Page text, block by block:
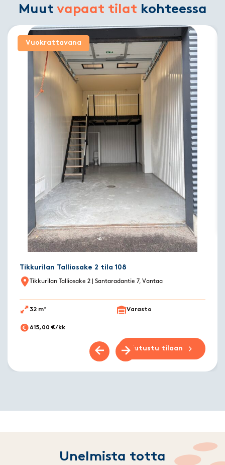
Muut vapaat tilat kohteessa
Vuokrattavana
Tikkurilan Talliosake 2 tila 108
Tikkurilan Talliosake 2 | Santaradantie 7, Vantaa
32 m² Varasto
615,00 €/kk
Tutustu tilaan
Previous slide
Next slide
Unelmista totta